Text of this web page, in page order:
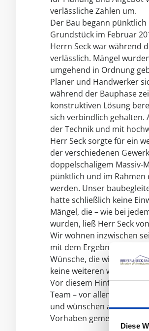
Diese
verlässliche Zahlen um.
Der Bau begann
Grundstück im Februar
Herrn Seck war während
verlässlich. Mängel
umgehend in Ordnung
Planer und Handwerker
während der Bauphase
konstruktiven Lösung
sich verbindlich gehalten.
der Technik und mit
Herr Seck sorgte für ein
der verschiedenen
doppelschaligem
pünktlich und im
werden. Unser
hatte schließlich keine
Mängel, die – wie bei
wurden, ließ Herr Seck
Wir wohnen inzwischen
mit dem Ergebnis nach
Wünsche, die wir in das
keine weiteren
Vor diesem Hintergrund
Team – vor allem Herrn
und wünschen anderen
Vorhaben gemeinsam mit